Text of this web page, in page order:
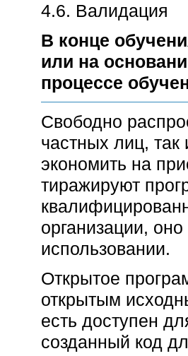
4.6. Валидация
В конце
или на
процессе
Свободно
частных лиц,
экономить на
тиражируют
организации,
использовании.
Открытое
открытым
есть доступен
созданный код